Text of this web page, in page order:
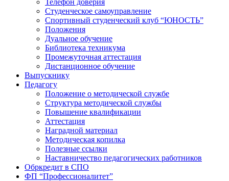
Студенческое самоуправление
Спортивный студенческий клуб “ЮНОСТЬ”
Положения
Дуальное обучение
Библиотека техникума
Промежуточная аттестация
Дистанционное обучение
Выпускнику
Педагогу
Положение о методической службе
Структура методической службы
Повышение квалификации
Аттестация
Наградной материал
Методическая копилка
Полезные ссылки
Наставничество педагогических работников
Обркредит в СПО
ФП “Профессионалитет”